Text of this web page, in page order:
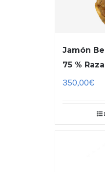
Jamón
75 %
350,00€